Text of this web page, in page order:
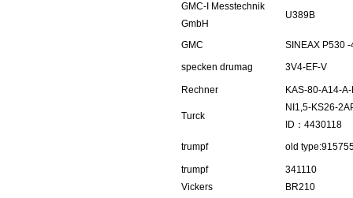
GMC-I Messtechnik
GmbH
U389B
GMC
SINEAX P530
specken drumag
3V4-EF-V
Rechner KAS-80-A14-
Turck
NI1,5-KS26-
ID：4430118
trumpf
old
trumpf
341110
Vickers
BR210